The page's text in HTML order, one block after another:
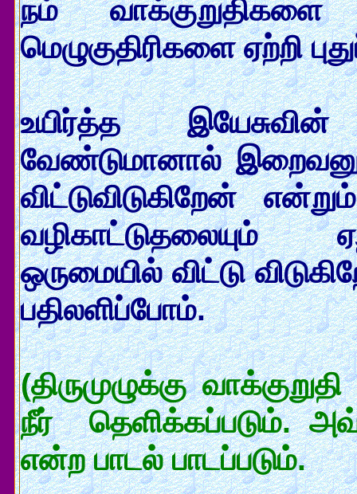
நம்
மெழுகுதிரிகளை ஏற்றி
உயிர்த்த
வேண்டுமானால்
விட்டுவிடுகிறேன்
வழிகாட்டுதலையும்
ஒருமையில் விட்டு
பதிலளிப்போம்.
(திருமுழுக்கு
நீர் தெளிக்கப்படும்.
என்ற பாடல் பாடப்படும்.